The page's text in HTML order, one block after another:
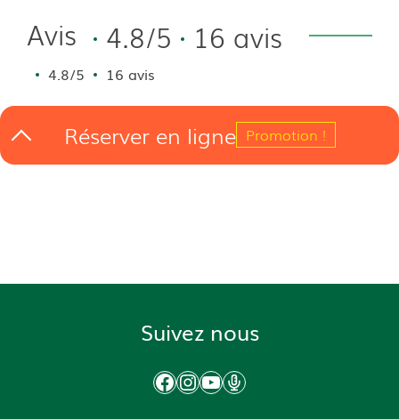
Avis 4.8/5 16 avis
4.8/5 16 avis
Promotion !
Suivez nous
Facebook
Instagram
YouTube
Podcast